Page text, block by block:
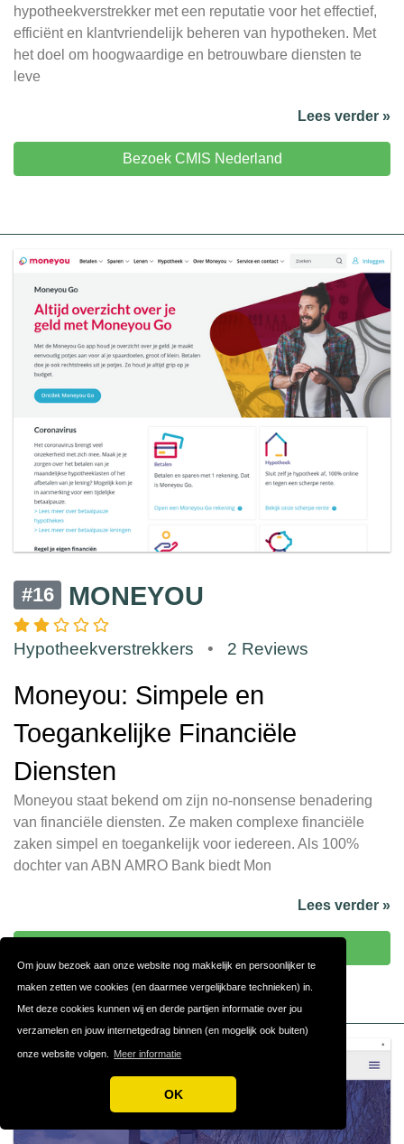
Om jouw bezoek aan onze website nog makkelijk en persoonlijker te
maken zetten we cookies (en daarmee vergelijkbare technieken) in.
Met deze cookies kunnen wij en derde partijen informatie over jou
verzamelen en jouw internetgedrag binnen (en mogelijk ook buiten)
onze website volgen. Meer informatie
OK
hypotheekverstrekker met een reputatie voor het effectief,
efficiënt en klantvriendelijk beheren van hypotheken. Met
het doel om hoogwaardige en betrouwbare diensten te
leve
Lees verder »
Bezoek CMIS Nederland
#16 MONEYOU
Hypotheekverstrekkers • 2 Reviews
Moneyou: Simpele en
Toegankelijke Financiële
Diensten
Moneyou staat bekend om zijn no-nonsense benadering
van financiële diensten. Ze maken complexe financiële
zaken simpel en toegankelijk voor iedereen. Als 100%
dochter van ABN AMRO Bank biedt Mon
Lees verder »